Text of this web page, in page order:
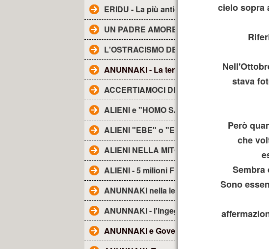
ERIDU - La più antica città del mondo
UN PADRE AMOREVOLE -
L'OSTRACISMO DEI TG
ANUNNAKI - La terra degli......
ACCERTIAMOCI DELLE COSE INSEGNATE
ALIENI e "HOMO SAPIENS"
ALIENI "EBE" o "EBENS"-
ALIENI NELLA MITOLOGIA
ALIENI - 5 milioni FRA NOI
ANUNNAKI nella lett. religiosa
ANUNNAKI - l'ingegneria genetica
ANUNNAKI e Governo Ombra
cielo sopra
stava
Però
che
Sembra
Sono